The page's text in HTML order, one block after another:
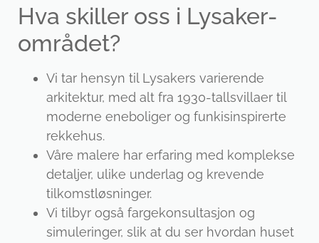
Hva skiller oss i Lysaker-
området?
Vi tar hensyn til Lysakers varierende
arkitektur, med alt fra 1930-tallsvillaer til
moderne eneboliger og funkisinspirerte
rekkehus.
Våre malere har erfaring med komplekse
detaljer, ulike underlag og krevende
tilkomstløsninger.
Vi tilbyr også fargekonsultasjon og
simuleringer, slik at du ser hvordan huset